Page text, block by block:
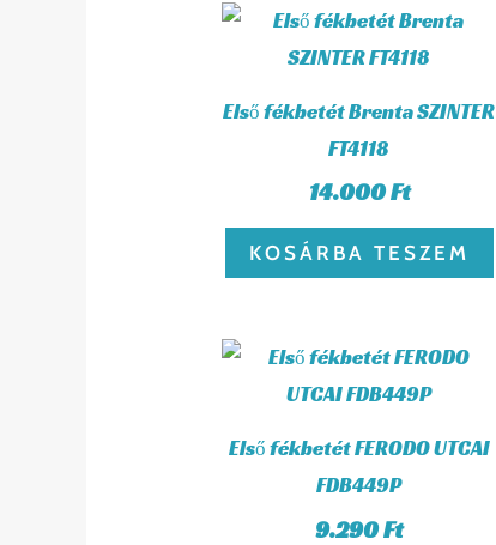
Első fékbetét Brenta SZINTER
FT4118
14.000Ft
KOSÁRBA TESZEM
Első fékbetét FERODO UTCAI
FDB449P
9.290Ft